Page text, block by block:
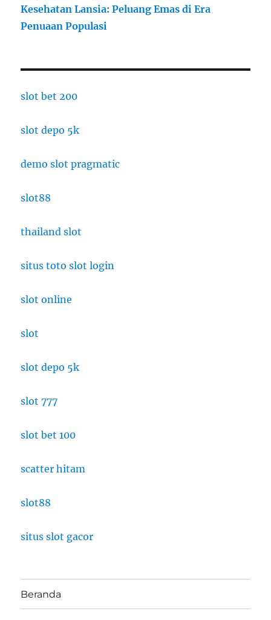
Kesehatan Lansia: Peluang Emas di Era
Penuaan Populasi
slot bet 200
slot depo 5k
demo slot pragmatic
slot88
thailand slot
situs toto slot login
slot online
slot
slot depo 5k
slot 777
slot bet 100
scatter hitam
slot88
situs slot gacor
Beranda